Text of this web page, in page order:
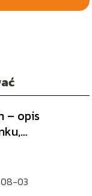
– opis
03